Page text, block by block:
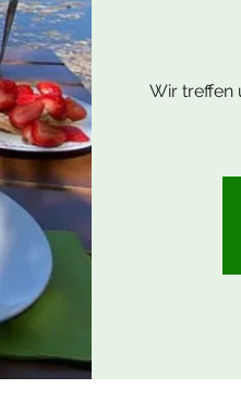
Wir treffen